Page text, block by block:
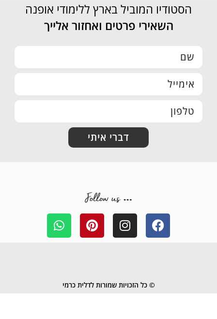
הסטודיו המוביל בארץ ללימודי אופנה
השאירי פרטים ואחזור אלייך
דברי איתי
© כל הזכויות שמורות לדלית כרמי